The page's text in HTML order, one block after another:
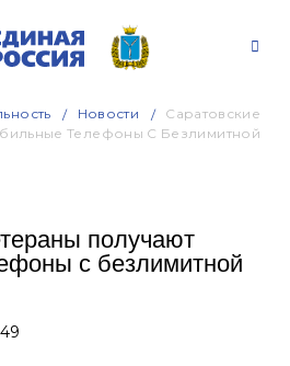
Новости
Саратовские
Телефоны С Безлимитной
получают
с безлимитной